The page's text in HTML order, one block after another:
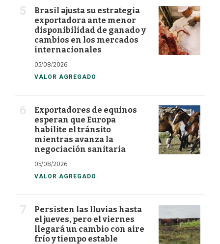
Brasil ajusta su estrategia
exportadora ante menor
disponibilidad de ganado y
cambios en los mercados
internacionales
05/08/2026
VALOR AGREGADO
Exportadores de equinos
esperan que Europa
habilite el tránsito
mientras avanza la
negociación sanitaria
05/08/2026
VALOR AGREGADO
Persisten las lluvias hasta
el jueves, pero el viernes
llegará un cambio con aire
frío y tiempo estable